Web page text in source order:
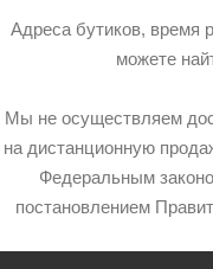
Адреса бутиков, время
можете
Мы не осуществляем
на дистанционную
Федеральным
постановлением